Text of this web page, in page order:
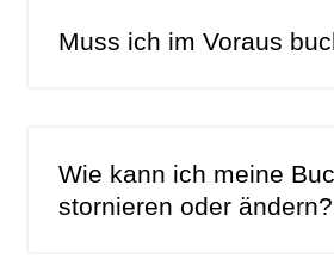
Muss ich im Voraus
Wie kann ich meine
stornieren oder ändern?